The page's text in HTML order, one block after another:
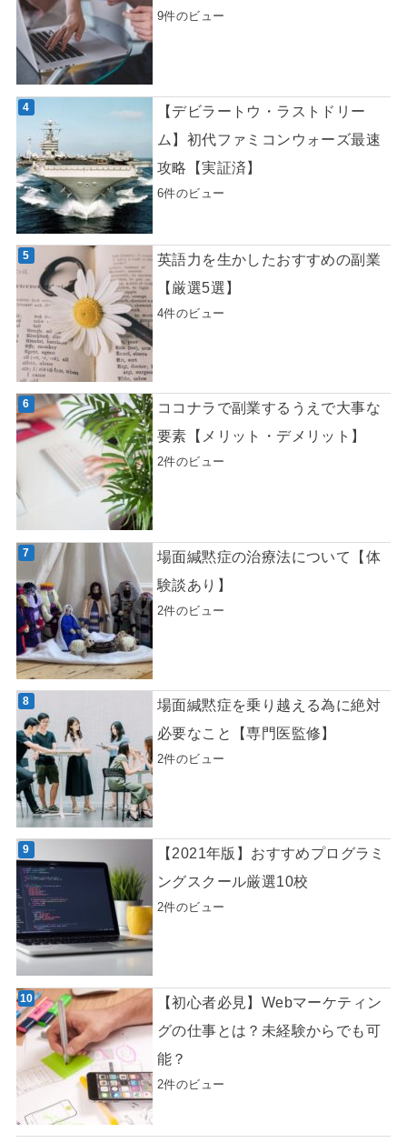
9件のビュー
【デビラートウ・ラストドリー
ム】初代ファミコンウォーズ最速
攻略【実証済】
6件のビュー
英語力を生かしたおすすめの副業
【厳選5選】
4件のビュー
ココナラで副業するうえで大事な
要素【メリット・デメリット】
2件のビュー
場面緘黙症の治療法について【体
験談あり】
2件のビュー
場面緘黙症を乗り越える為に絶対
必要なこと【専門医監修】
2件のビュー
【2021年版】おすすめプログラミ
ングスクール厳選10校
2件のビュー
【初心者必見】Webマーケティン
グの仕事とは？未経験からでも可
能？
2件のビュー